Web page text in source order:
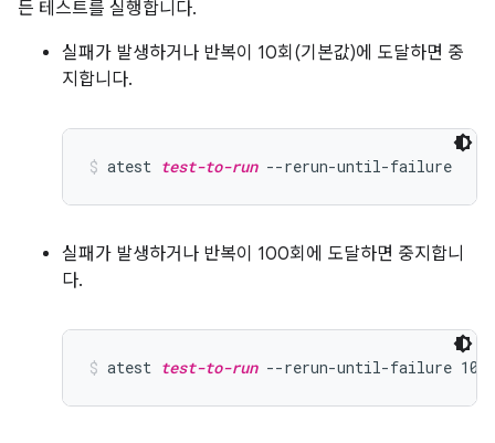
든 테스트를 실행합니다.
실패가 발생하거나 반복이 10회(기본값)에 도달하면 중
지합니다.
atest test-to-run --rerun-until-failure
실패가 발생하거나 반복이 100회에 도달하면 중지합니
다.
atest test-to-run --rerun-until-failure 100